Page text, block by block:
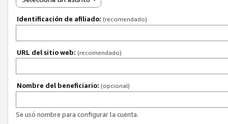
Identificación de afiliado: (recomendado)
URL del sitio web: (recomendado)
Nombre del beneficiario: (opcional)
Se usó nombre para configurar la cuenta.